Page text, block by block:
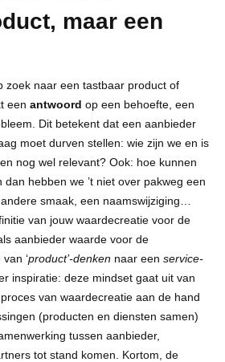
maar een
zoek naar een tastbaar product of
een antwoord op een behoefte, een
Dit betekent dat een aanbieder
moet durven stellen: wie zijn we en is
nog wel relevant? Ook: hoe kunnen
hebben we ’t niet over pakweg een
smaak, een naamswijziging…
van jouw waardecreatie voor de
aanbieder waarde voor de
‘product’-denken naar een service-
inspiratie: deze mindset gaat uit van
van waardecreatie aan de hand
(producten en diensten samen)
tussen aanbieder,
tot stand komen. Kortom, de